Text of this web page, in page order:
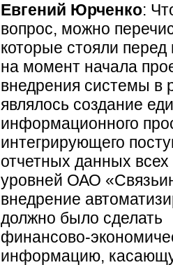
Евгений Юрченко:
вопрос, можно
которые стояли
на момент начала
внедрения системы в
являлось создание
информационного
интегрирующего
отчетных данных
уровней ОАО
внедрение
должно было сделать
финансово-
информацию,